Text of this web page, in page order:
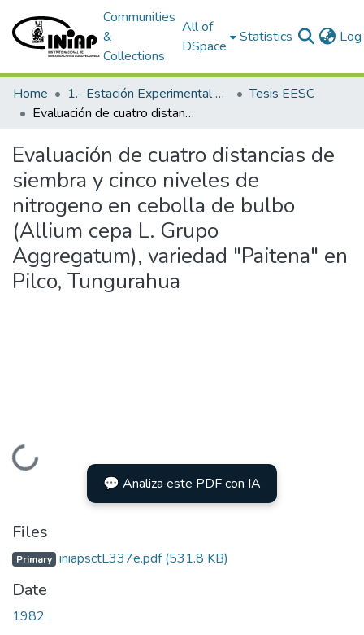
Communities
&
Collections
All of
DSpace
Statistics
Home 1.- Estación Experimental Santa Catalina
Tesis EESC
Evaluación de cuatro distancias de siembra y cinco niveles de nitrogeno en cebolla de bulbo (Allium cepa L. Grupo Aggregatum), variedad "Paitena" en Pilco, Tungurahua
Evaluación de cuatro distancias de
siembra y cinco niveles de
nitrogeno en cebolla de bulbo
(Allium cepa L. Grupo
Aggregatum), variedad "Paitena" en
Pilco, Tungurahua
Loading...
💬 Analiza este PDF con IA
Files
Primary iniapsctL337e.pdf(531.8 KB)
Date
1982